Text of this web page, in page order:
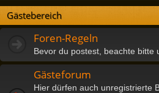
llz
ug
Gästebereich
Foren-Regeln
Bevor du postest, beachte bitte
Gästeforum
Hier dürfen auch unregistrierte